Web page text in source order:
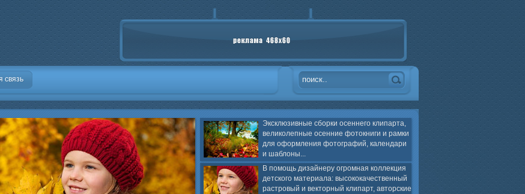
связь
Эксклюзивные сборки осеннего клипарта,
великолепные осенние фотокниги и рамки
для оформления фотографий, календари
и шаблоны...
В помощь дизайнеру огромная коллекция
детского материала: высококачественный
растровый и векторный клипарт, авторские